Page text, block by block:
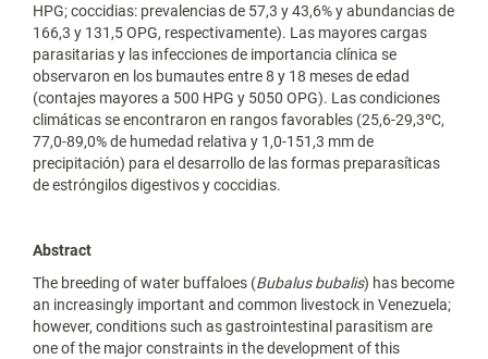
HPG; coccidias: prevalencias de 57,3 y 43,6% y abundancias de
166,3 y 131,5 OPG, respectivamente). Las mayores cargas
parasitarias y las infecciones de importancia clínica se
observaron en los bumautes entre 8 y 18 meses de edad
(contajes mayores a 500 HPG y 5050 OPG). Las condiciones
climáticas se encontraron en rangos favorables (25,6-29,3ºC,
77,0-89,0% de humedad relativa y 1,0-151,3 mm de
precipitación) para el desarrollo de las formas preparasíticas
de estróngilos digestivos y coccidias.
Abstract
The breeding of water buffaloes (Bubalus bubalis) has become
an increasingly important and common livestock in Venezuela;
however, conditions such as gastrointestinal parasitism are
one of the major constraints in the development of this